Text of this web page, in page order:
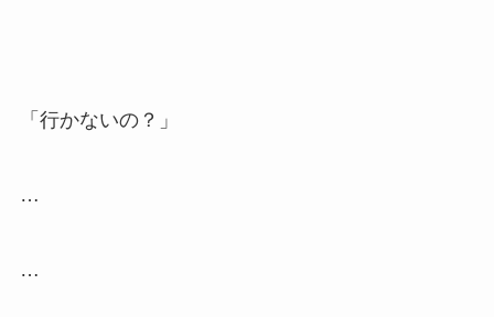
「行かないの？」
…
…